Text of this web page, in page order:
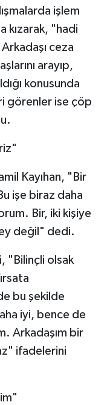
işlem
kızarak, "hadi
ceza
arayıp,
konusunda
görenler ise çöp
Kayıhan, "Bir
işe biraz daha
Bir, iki kişiye
değil" dedi.
"Bilinçli olsak
bu şekilde
iyi, bence de
Arkadaşım bir
ifadelerini